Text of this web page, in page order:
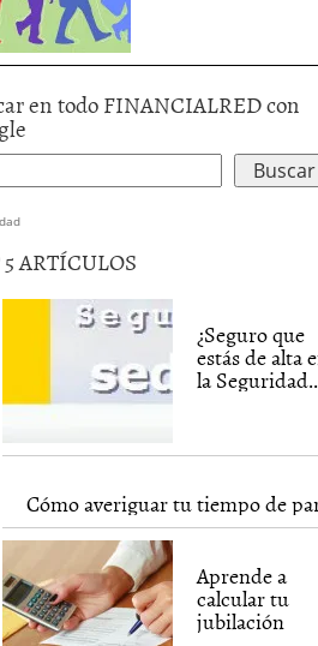
en todo FINANCIALRED con
ARTÍCULOS
¿Seguro que
estás de alta
la
Cómo averiguar tu tiempo de
Aprende a
calcular tu
jubilación